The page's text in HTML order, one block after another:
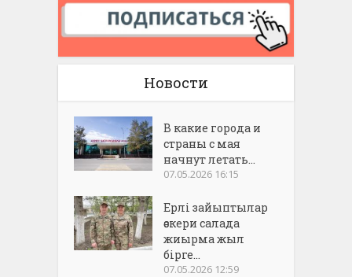
Новости
В какие города и
страны с мая
начнут летать...
07.05.2026 16:15
Ерлі зайыптылар
әскери салада
жиырма жыл
бірге...
07.05.2026 12:59